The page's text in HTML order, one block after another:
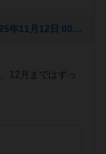
[NEW] 新店オープン！みんなで遊びましょう！（2025年11月12日 00時22分）
12月まではずっ